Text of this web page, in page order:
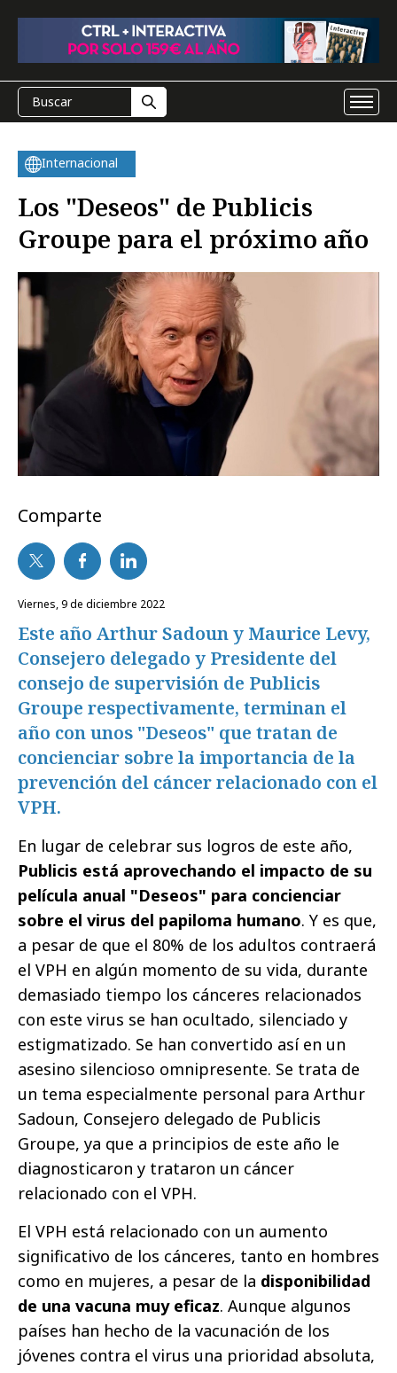
Internacional
Los "Deseos" de Publicis
Groupe para el próximo año
Comparte
viernes, 9 de diciembre 2022
Este año Arthur Sadoun y Maurice Levy,
Consejero delegado y Presidente del
consejo de supervisión de Publicis
Groupe respectivamente, terminan el
año con unos "Deseos" que tratan de
concienciar sobre la importancia de la
prevención del cáncer relacionado con el
VPH.
En lugar de celebrar sus logros de este año,
Publicis está aprovechando el impacto de su
película anual "Deseos" para concienciar
sobre el virus del papiloma humano. Y es que,
a pesar de que el 80% de los adultos contraerá
el VPH en algún momento de su vida, durante
demasiado tiempo los cánceres relacionados
con este virus se han ocultado, silenciado y
estigmatizado. Se han convertido así en un
asesino silencioso omnipresente. Se trata de
un tema especialmente personal para Arthur
Sadoun, Consejero delegado de Publicis
Groupe, ya que a principios de este año le
diagnosticaron y trataron un cáncer
relacionado con el VPH.
El VPH está relacionado con un aumento
significativo de los cánceres, tanto en hombres
como en mujeres, a pesar de la disponibilidad
de una vacuna muy eficaz. Aunque algunos
países han hecho de la vacunación de los
jóvenes contra el virus una prioridad absoluta,